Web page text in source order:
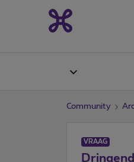
Community
VRAAG